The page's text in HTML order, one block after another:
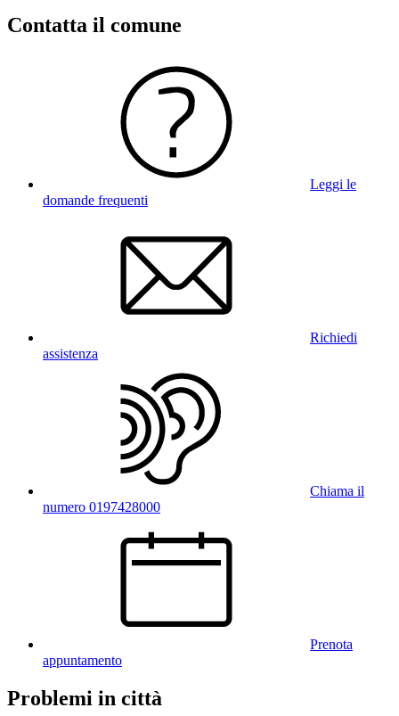
Contatta il comune
Leggi le
domande frequenti
Richiedi
assistenza
Chiama il
numero 0197428000
Prenota
appuntamento
Problemi in città